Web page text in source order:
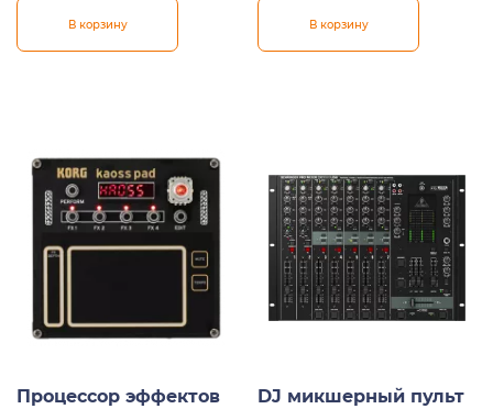
В корзину В корзину
Процессор эффектов
DJ микшерный пульт